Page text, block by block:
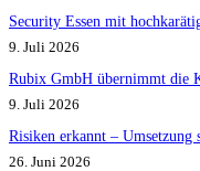
Security Essen mit
9. Juli 2026
Rubix GmbH übernimmt die
9. Juli 2026
Risiken erkannt – Umsetzung
26. Juni 2026